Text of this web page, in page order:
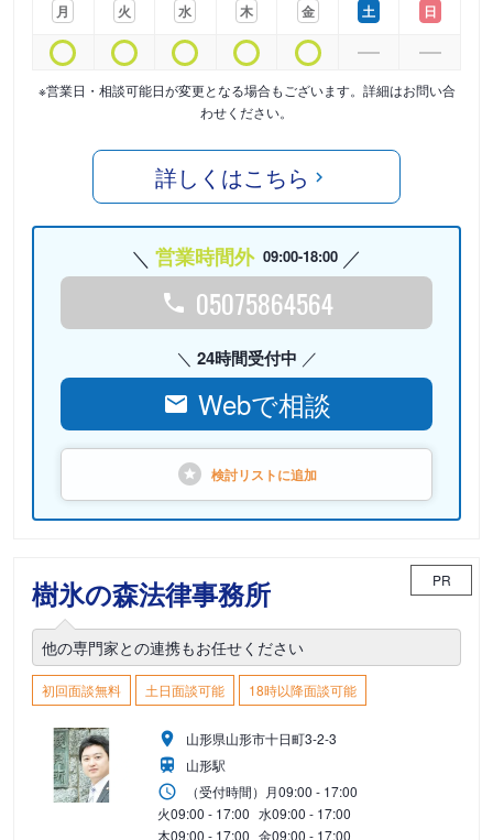
月
火
水
木
金
土
日
※営業日・相談可能日が変更となる場合もございます。詳細はお問い合
わせください。
詳しくはこちら
営業時間外 09:00-18:00
05075864564
24時間受付中
Webで相談
検討リストに追加
樹氷の森法律事務所 PR
他の専門家との連携もお任せください
初回面談無料 土日面談可能 18時以降面談可能
山形県山形市十日町3-2-3
山形駅
（受付時間） 月09:00 - 17:00
火09:00 - 17:00 水09:00 - 17:00
木09:00 - 17:00 金09:00 - 17:00